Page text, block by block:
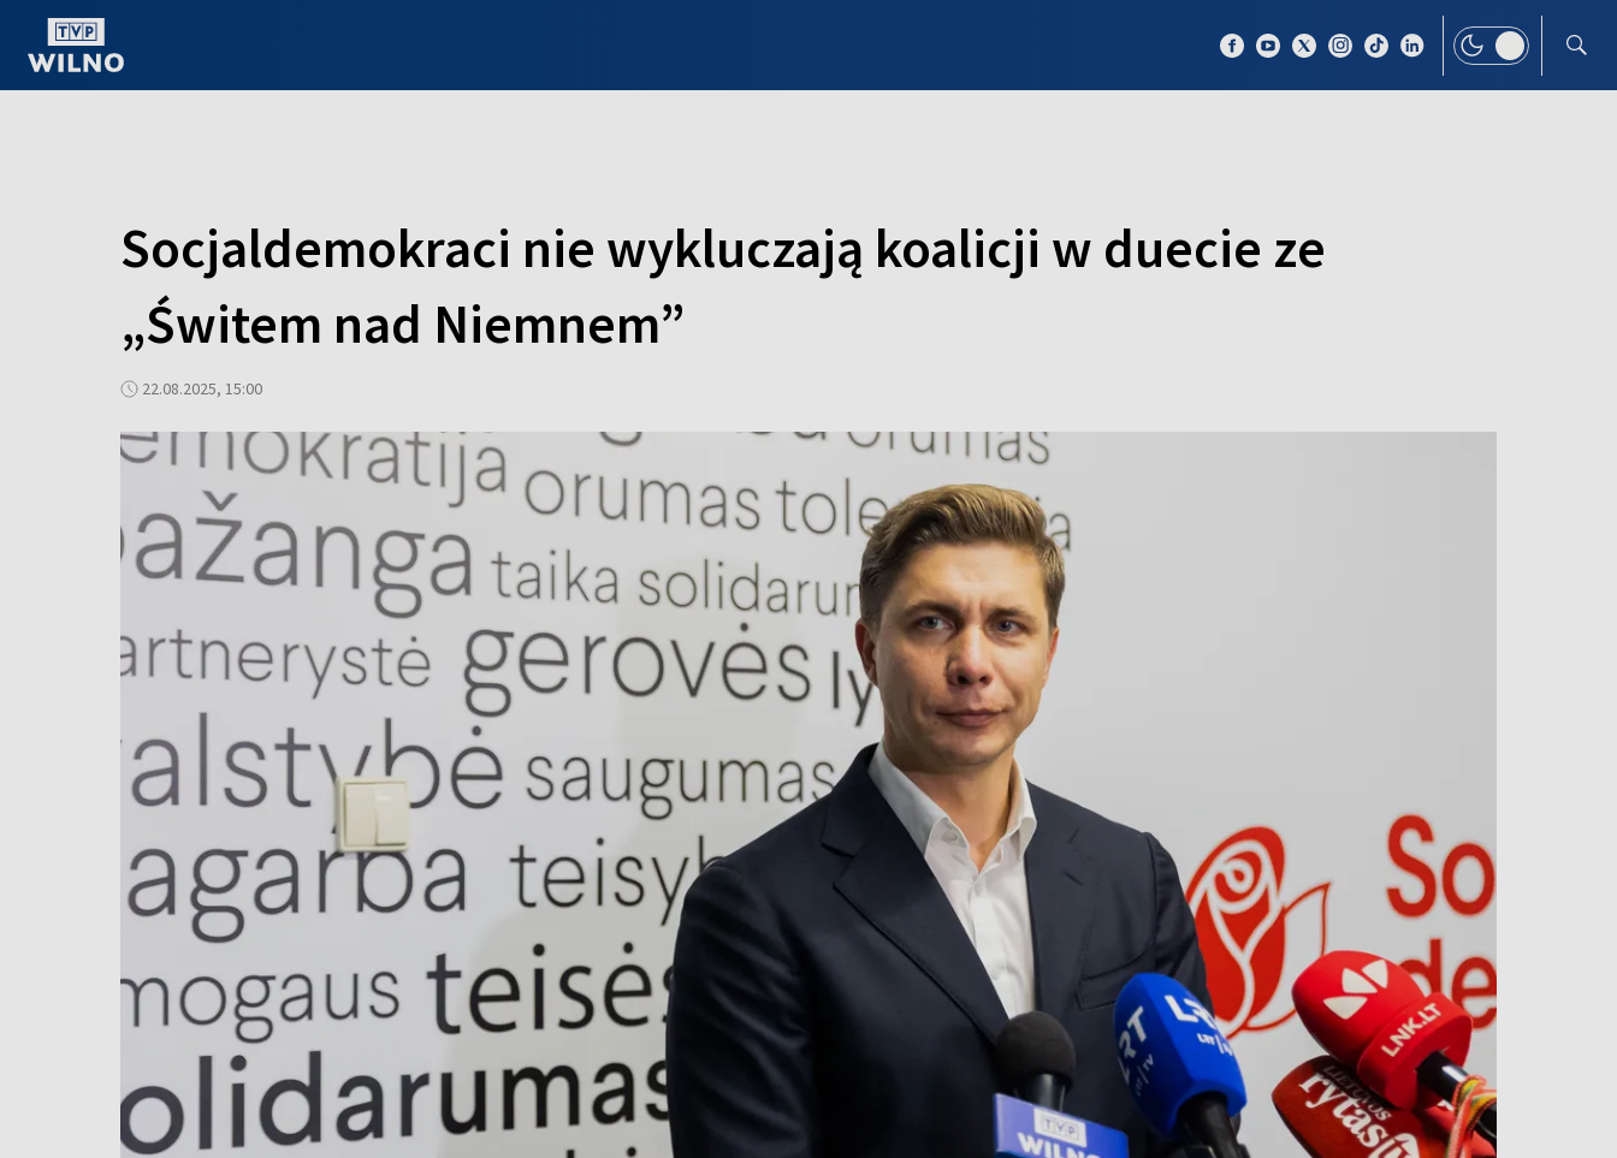
Socjaldemokraci nie wykluczają koalicji w duecie ze
„Świtem nad Niemnem”
22.08.2025, 15:00